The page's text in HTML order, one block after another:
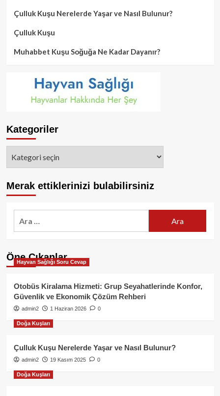
Çulluk Kuşu Nerelerde Yaşar ve Nasıl Bulunur?
Çulluk Kuşu
Muhabbet Kuşu Soğuğa Ne Kadar Dayanır?
Kategoriler
Merak ettiklerinizi bulabilirsiniz
Öne Çıkanlar
Hayvan Sağlığı Soru Cevap
Otobüs Kiralama Hizmeti: Grup Seyahatlerinde Konfor,
Güvenlik ve Ekonomik Çözüm Rehberi
admin2 1 Haziran 2026 0
Doğa Kuşları
Çulluk Kuşu Nerelerde Yaşar ve Nasıl Bulunur?
admin2 19 Kasım 2025 0
Doğa Kuşları